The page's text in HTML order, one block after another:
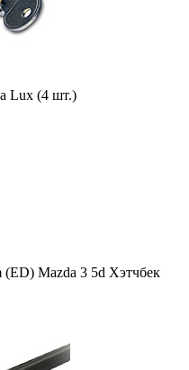
Lux (4 шт.)
Mazda 3 5d Хэтчбек